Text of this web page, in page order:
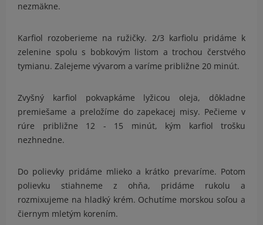
nezmäkne.
Karfiol rozoberieme na ružičky. 2/3 karfiolu pridáme k
zelenine spolu s bobkovým listom a trochou čerstvého
tymianu. Zalejeme vývarom a varíme približne 20 minút.
Zvyšný karfiol pokvapkáme lyžicou oleja, dôkladne
premiešame a preložíme do zapekacej misy. Pečieme v
rúre približne 12 - 15 minút, kým karfiol trošku
nezhnedne.
Do polievky pridáme mlieko a krátko prevaríme. Potom
polievku stiahneme z ohňa, pridáme rukolu a
rozmixujeme na hladký krém. Ochutíme morskou soľou a
čiernym mletým korením.